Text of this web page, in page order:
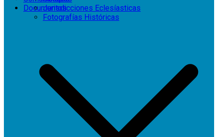
Jurisdicciones Eclesíasticas
Fotografías Históricas
Documentos